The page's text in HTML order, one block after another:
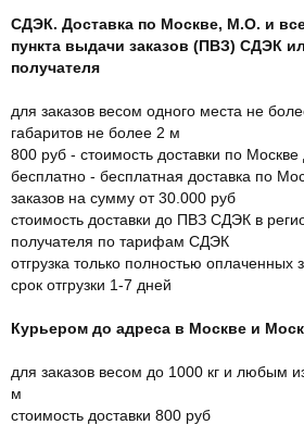
СДЭК. Доставка по Москве, М.О. и
пункта выдачи заказов (ПВЗ) СДЭК
получателя
для заказов весом одного места не
габаритов не более 2 м
800 руб - стоимость доставки по
бесплатно - бесплатная доставка по
заказов на сумму от 30.000 руб
стоимость доставки до ПВЗ СДЭК в
получателя по тарифам СДЭК
отгрузка только полностью оплаченных
срок отгрузки 1-7 дней
Курьером до адреса в Москве и
для заказов весом до 1000 кг и любым
м
стоимость доставки 800 руб